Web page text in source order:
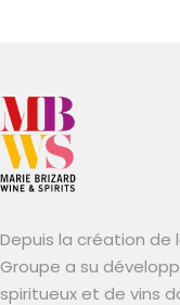
Depuis la création de
Groupe a su
spiritueux et de vins